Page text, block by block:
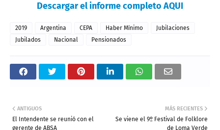
Descargar el informe completo AQUI
2019 Argentina CEPA Haber Mínimo
Jubilaciones
Jubilados
Nacional Pensionados
MÁS RECIENTES
Se viene el 9º Festival de Folklore
de Loma Verde
ANTIGUOS
El Intendente se reunió con el
gerente de ABSA